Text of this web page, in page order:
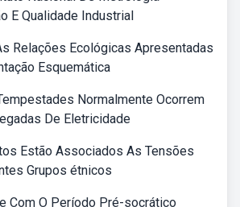
E Qualidade Industrial
Relações Ecológicas Apresentadas
Esquemática
Normalmente Ocorrem
De Eletricidade
Estão Associados As Tensões
Grupos étnicos
Com O Período Pré-socrático